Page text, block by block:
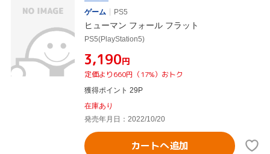
ゲーム
PS5
ヒューマン フォール フラット
PS5(PlayStation5)
¥3,190円
定価より660円（17%）おトク
獲得ポイント 29P
在庫あり
発売年月日：2022/10/20
カートへ追加